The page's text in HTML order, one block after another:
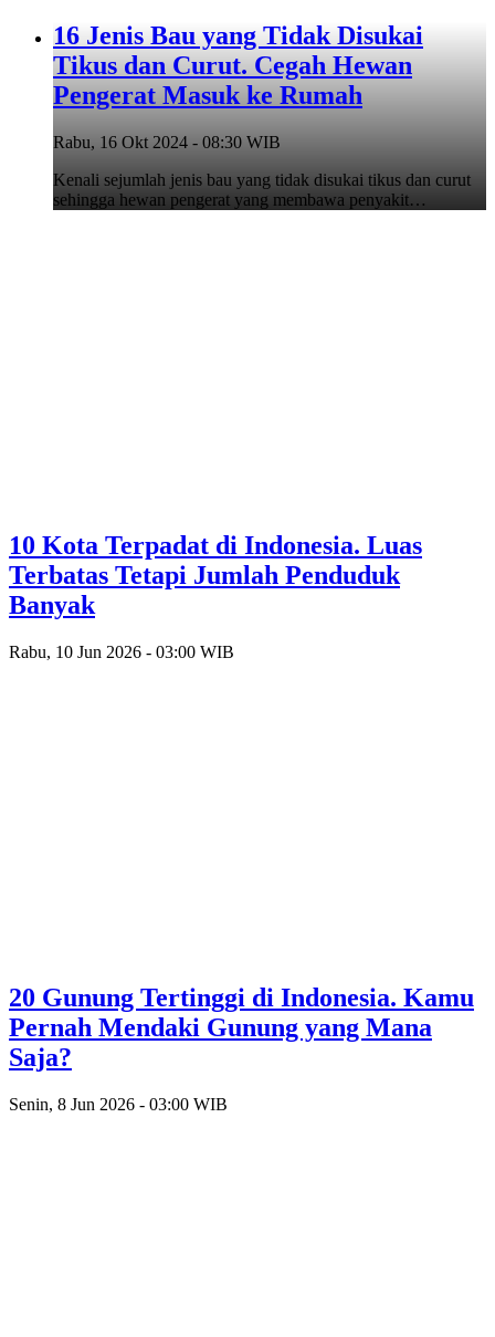
16 Jenis Bau yang Tidak Disukai
Tikus dan Curut. Cegah Hewan
Pengerat Masuk ke Rumah
Rabu, 16 Okt 2024 - 08:30 WIB
Kenali sejumlah jenis bau yang tidak disukai tikus dan curut
sehingga hewan pengerat yang membawa penyakit…
10 Kota Terpadat di Indonesia. Luas
Terbatas Tetapi Jumlah Penduduk
Banyak
Rabu, 10 Jun 2026 - 03:00 WIB
20 Gunung Tertinggi di Indonesia. Kamu
Pernah Mendaki Gunung yang Mana
Saja?
Senin, 8 Jun 2026 - 03:00 WIB